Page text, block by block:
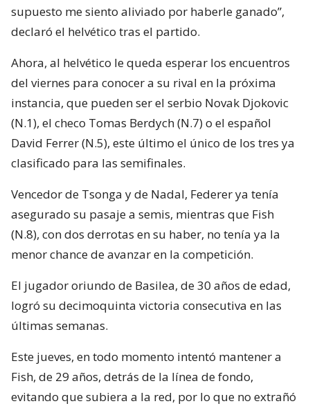
supuesto me siento aliviado por haberle ganado”,
declaró el helvético tras el partido.
Ahora, al helvético le queda esperar los encuentros
del viernes para conocer a su rival en la próxima
instancia, que pueden ser el serbio Novak Djokovic
(N.1), el checo Tomas Berdych (N.7) o el español
David Ferrer (N.5), este último el único de los tres ya
clasificado para las semifinales.
Vencedor de Tsonga y de Nadal, Federer ya tenía
asegurado su pasaje a semis, mientras que Fish
(N.8), con dos derrotas en su haber, no tenía ya la
menor chance de avanzar en la competición.
El jugador oriundo de Basilea, de 30 años de edad,
logró su decimoquinta victoria consecutiva en las
últimas semanas.
Este jueves, en todo momento intentó mantener a
Fish, de 29 años, detrás de la línea de fondo,
evitando que subiera a la red, por lo que no extrañó